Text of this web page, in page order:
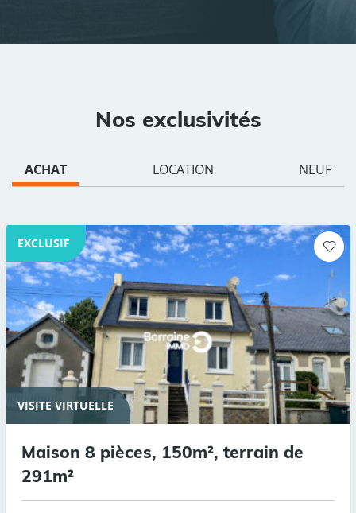
Nos exclusivités
ACHAT LOCATION NEUF
EXCLUSIF
VISITE VIRTUELLE
Maison 8 pièces, 150m², terrain de
291m²